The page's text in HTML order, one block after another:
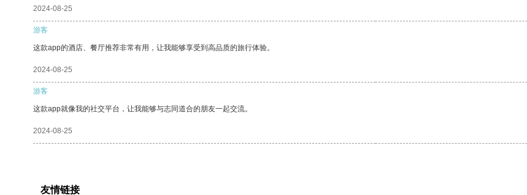
2024-08-25
游客
这款app的酒店、餐厅推荐非常有用，让我能够享受到高品质的旅行体验。
2024-08-25
游客
这款app就像我的社交平台，让我能够与志同道合的朋友一起交流。
2024-08-25
友情链接